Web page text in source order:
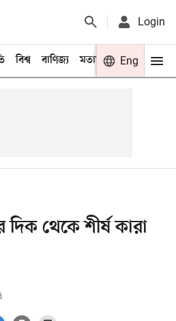
Login
বিশ্ব বাণিজ্য মতামত খেলা
Eng
থেকে শীর্ষ কারা